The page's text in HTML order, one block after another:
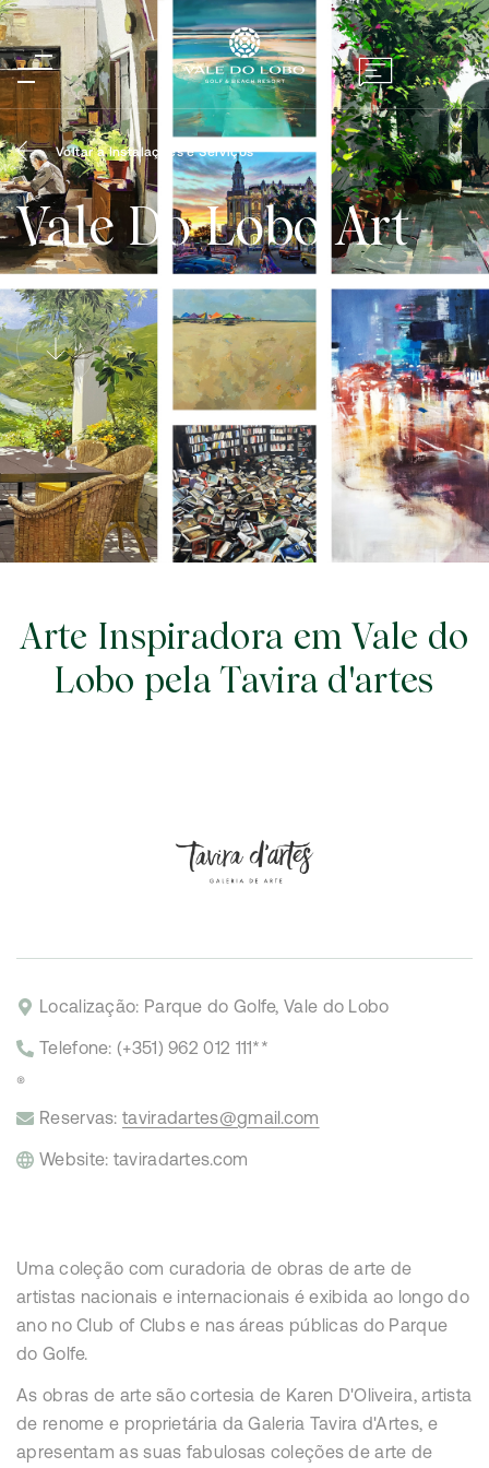
Voltar a Instalações e Serviços
Vale Do Lobo Art
Arte Inspiradora em Vale do
Lobo pela Tavira d'artes
Uma coleção com curadoria de obras de arte de
artistas nacionais e internacionais é exibida ao longo do
ano no Club of Clubs e nas áreas públicas do Parque
do Golfe.
As obras de arte são cortesia de Karen D'Oliveira, artista
de renome e proprietária da Galeria Tavira d'Artes, e
apresentam as suas fabulosas coleções de arte de
Localização: Parque do Golfe, Vale do Lobo
Telefone: (+351) 962 012 111**
®
Reservas: taviradartes@gmail.com
Website: taviradartes.com